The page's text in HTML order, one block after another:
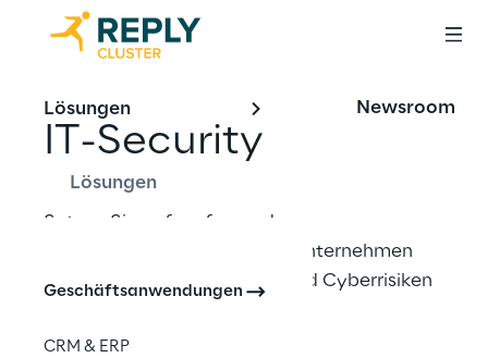
Lösungen
Lösungen
Geschäftsanwendungen
CRM & ERP
Newsroom
IT-Security
Setzen Sie auf umfassende
Sicherheitslösungen, um Ihr Unternehmen
vor digitalen Bedrohungen und Cyberrisiken